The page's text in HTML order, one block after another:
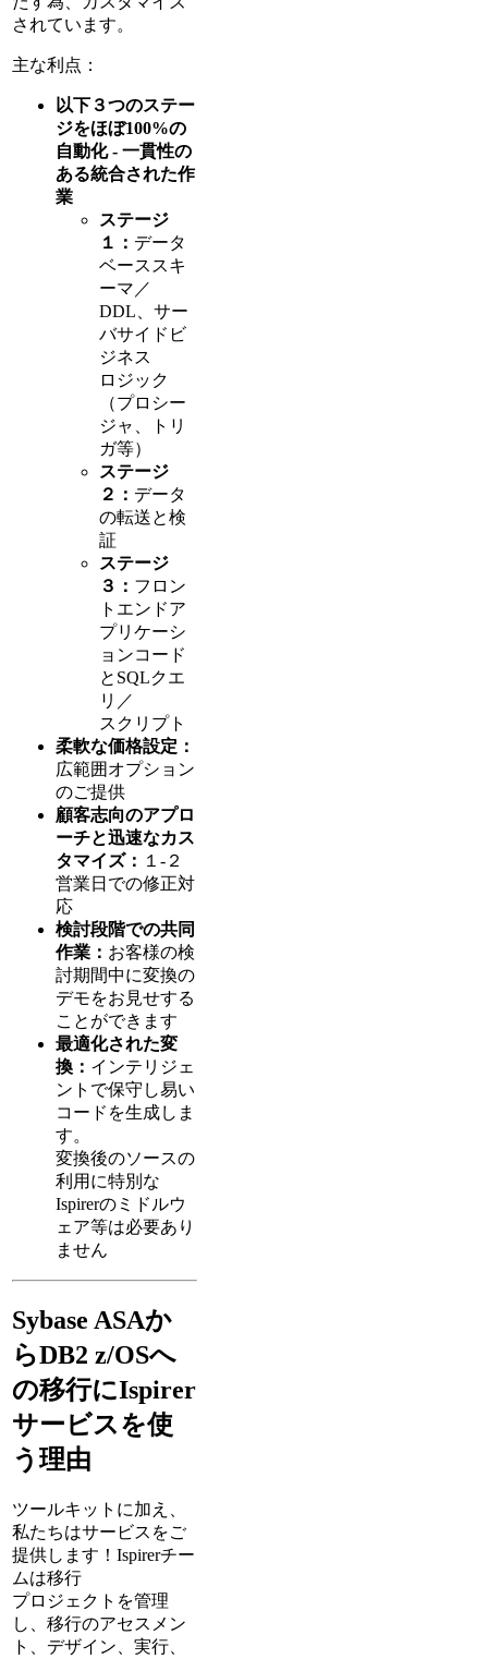
されています。
主な利点：
以下３つのステー
ジをほぼ100%の
自動化 - 一貫性の
ある統合された作
業
ステージ
１： データ
ベーススキ
ーマ／
DDL、サー
バサイドビ
ジネス
ロジック
（プロシー
ジャ、トリ
ガ等）
ステージ
２： データ
の転送と検
証
ステージ
３： フロン
トエンドア
プリケーシ
ョンコード
とSQLクエ
リ／
スクリプト
柔軟な価格設定：
広範囲オプション
のご提供
顧客志向のアプロ
ーチと迅速なカス
タマイズ： １-２
営業日での修正対
応
検討段階での共同
作業： お客様の検
討期間中に変換の
デモをお見せする
ことができます
最適化された変
換： インテリジェ
ントで保守し易い
コードを生成しま
す。
変換後のソースの
利用に特別な
Ispirerのミドルウ
ェア等は必要あり
ません
Sybase ASAか
らDB2 z/OSへ
の移行にIspirer
サービスを使
う理由
ツールキットに加え、
私たちはサービスをご
提供します！Ispirerチー
ムは移行
プロジェクトを管理
し、移行のアセスメン
ト、デザイン、実行、